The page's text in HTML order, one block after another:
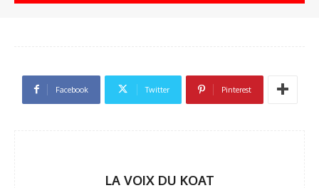
Facebook Twitter Pinterest
LA VOIX DU KOAT